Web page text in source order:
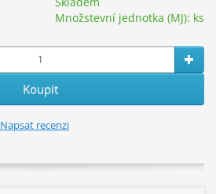
Množstevní jednotka (MJ): ks
Koupit
Napsat recenzi